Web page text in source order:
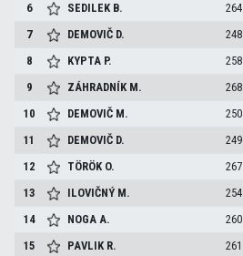
6
SEDILEK B. 264
7
DEMOVIČ D. 248
8
KYPTA P. 258
9
ZÁHRADNÍK M. 268
10
DEMOVIČ M. 250
11
DEMOVIČ D. 249
12
TÖRÖK O. 267
13
ILOVIČNÝ M. 254
14
NOGAA. 260
15
PAVLIK R. 261